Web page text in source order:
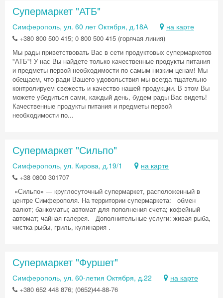
Супермаркет "АТБ"
Симферополь, ул. 60 лет Октября, д.18А на карте
+380 800 500 415; 0 800 500 415 (горячая линия)
Мы рады приветствовать Вас в сети продуктовых супермаркетов
"АТБ"! У нас Вы найдете только качественные продукты питания
и предметы первой необходимости по самым низким ценам! Мы
обещаем, что ради Вашего удовольствия мы всегда тщательно
контролируем свежесть и качество нашей продукции. В этом Вы
можете убедиться сами, каждый день, будем рады Вас видеть!
Качественные продукты питания и предметы первой
необходимости по...
Супермаркет "Сильпо"
Симферополь, ул. Кирова, д.19/1 на карте
+38 0800 301707
«Сильпо» — круглосуточный супермаркет, расположенный в
центре Симферополя. На территории супермаркета: обмен
валют; банкоматы; автомат для пополнения счета; кофейный
автомат; чайная галерея. Дополнительные услуги: живая рыба,
чистка рыбы, гриль, кулинария .
Супермаркет "Фуршет"
Симферополь, ул. 60-летия Октября, д.22 на карте
+380 652 448 876; (0652)44-88-76